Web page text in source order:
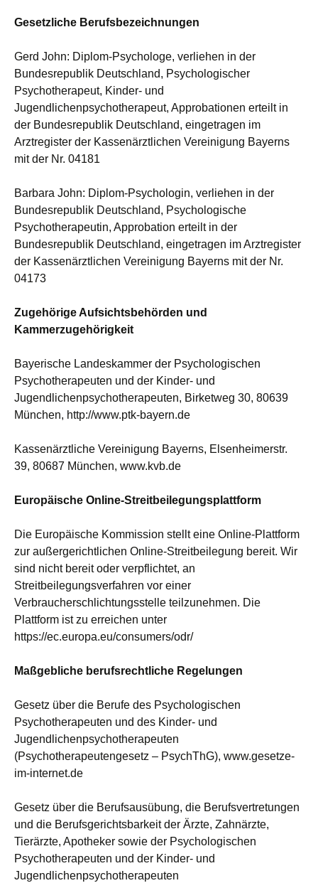
Gesetzliche Berufsbezeichnungen
Gerd John: Diplom-Psychologe, verliehen in der
Bundesrepublik Deutschland, Psychologischer
Psychotherapeut, Kinder- und
Jugendlichenpsychotherapeut, Approbationen erteilt in
der Bundesrepublik Deutschland, eingetragen im
Arztregister der Kassenärztlichen Vereinigung Bayerns
mit der Nr. 04181
Barbara John: Diplom-Psychologin, verliehen in der
Bundesrepublik Deutschland, Psychologische
Psychotherapeutin, Approbation erteilt in der
Bundesrepublik Deutschland, eingetragen im Arztregister
der Kassenärztlichen Vereinigung Bayerns mit der Nr.
04173
Zugehörige Aufsichtsbehörden und
Kammerzugehörigkeit
Bayerische Landeskammer der Psychologischen
Psychotherapeuten und der Kinder- und
Jugendlichenpsychotherapeuten, Birketweg 30, 80639
München, http://www.ptk-bayern.de
Kassenärztliche Vereinigung Bayerns, Elsenheimerstr.
39, 80687 München, www.kvb.de
Europäische Online-Streitbeilegungsplattform
Die Europäische Kommission stellt eine Online-Plattform
zur außergerichtlichen Online-Streitbeilegung bereit. Wir
sind nicht bereit oder verpflichtet, an
Streitbeilegungsverfahren vor einer
Verbraucherschlichtungsstelle teilzunehmen. Die
Plattform ist zu erreichen unter
https://ec.europa.eu/consumers/odr/
Maßgebliche berufsrechtliche Regelungen
Gesetz über die Berufe des Psychologischen
Psychotherapeuten und des Kinder- und
Jugendlichenpsychotherapeuten
(Psychotherapeutengesetz – PsychThG), www.gesetze-
im-internet.de
Gesetz über die Berufsausübung, die Berufsvertretungen
und die Berufsgerichtsbarkeit der Ärzte, Zahnärzte,
Tierärzte, Apotheker sowie der Psychologischen
Psychotherapeuten und der Kinder- und
Jugendlichenpsychotherapeuten